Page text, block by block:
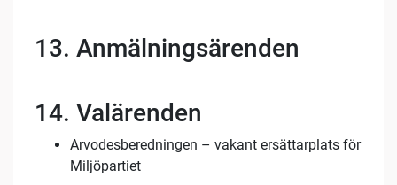
13. Anmälningsärenden
14. Valärenden
Arvodesberedningen – vakant ersättarplats för
Miljöpartiet